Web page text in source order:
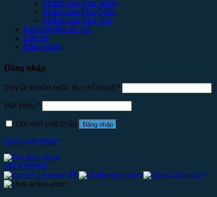
Khách sạn Nha Trang
Khách sạn Phú Quốc
Khách sạn Cần Thơ
Kinh nghiệm du lịch
Liên hệ
Đăng nhập
Đăng nhập
Tên tài khoản hoặc địa chỉ email *
Mật khẩu *
Ghi nhớ mật khẩu Đăng nhập
Quên mật khẩu?
0914000065